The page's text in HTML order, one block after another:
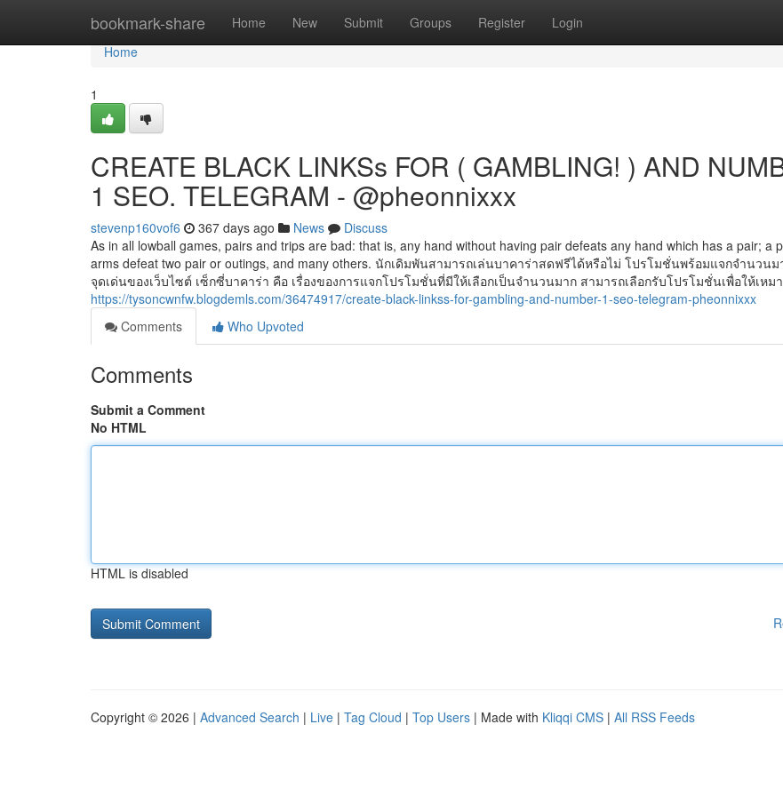
bookmark-share Home New Submit Groups Register Login
Home
Home
1
CREATE BLACK LINKSs FOR ( GAMBLING! ) AND
1 SEO. TELEGRAM - @pheonnixxx
stevenp160vof6 367 days ago News
Discuss
As in all lowball games, pairs and trips are bad: that is, any hand without having pair defeats any hand which has a pair; a
arms defeat two pair or outings, and many others. นักเดิมพันสามารถเล่นบาคาร่าสดฟรีได้หรือไม่ โปรโมชั่นพร้อมแจกจำนวนม
จุดเด่นของเว็บไซต์ เซ็กซี่บาคาร่า คือ เรื่องของการแจกโปรโมชั่นที่มีให้เลือกเป็นจำนวนมาก สามารถเลือกรับโปรโมชั่นเพื่อให้เหม
https://tysoncwnfw.blogdemls.com/36474917/create-black-linkss-for-gambling-and-number-1-seo-telegram-pheonnixxx
Comments
Who Upvoted
Comments
Submit a Comment
No HTML
HTML is disabled
Copyright © 2026 | Advanced Search | Live | Tag Cloud | Top Users | Made with Kliqqi CMS | All RSS Feeds